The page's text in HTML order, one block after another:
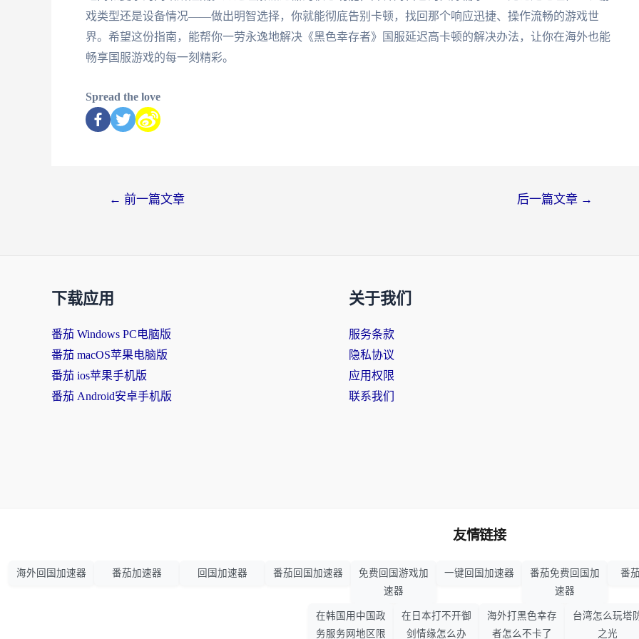
戏类型还是设备情况——做出明智选择，你就能彻底告别卡顿，找回那个响应迅捷、操作流畅的游戏世
界。希望这份指南，能帮你一劳永逸地解决《黑色幸存者》国服延迟高卡顿的解决办法，让你在海外也能
畅享国服游戏的每一刻精彩。
Spread the love
← 前一篇文章 后一篇文章 →
下载应用
番茄 Windows PC电脑版
番茄 macOS苹果电脑版
番茄 ios苹果手机版
番茄 Android安卓手机版
关于我们
服务条款
隐私协议
应用权限
联系我们
友情链接
海外回国加速器 番茄加速器 回国加速器 番茄回国加速器
免费回国游戏加
速器
一键回国加速器
番茄免费回国加
速器
番
在韩国用中国政
务服务网地区限
在日本打不开御
剑情缘怎么办
海外打黑色幸存
者怎么不卡了
台湾怎么玩塔
之光